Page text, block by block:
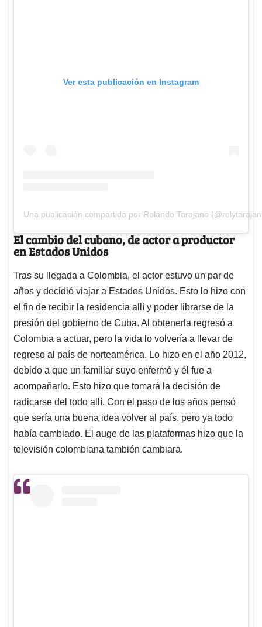
Ver esta publicación en Instagram
Una publicación compartida por Rolando Tarajano
El cambio del cubano, de actor a productor
en Estados Unidos
Tras su llegada a Colombia, el actor estuvo un par de
años y decidió viajar a Estados Unidos. Esto lo hizo con
el fin de recibir la residencia allí y poder librarse de la
presión del gobierno de Cuba. Al obtenerla regresó a
Colombia a actuar, pero la vida lo volvería a llevar de
regreso al país de norteamérica. Lo hizo en el año 2012,
debido a que un familiar suyo enfermó y él fue a
acompañarlo. Esto hizo que tomará la decisión de
radicarse del todo allí. Con el paso de los años pensó
que sería una buena idea volver al país, pero ya todo
había cambiado. El auge de las plataformas hizo que la
televisión colombiana también cambiara.